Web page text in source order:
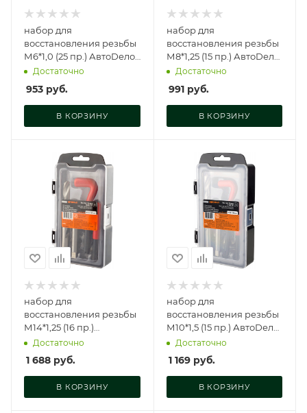
набор для
восстановления резьбы
М6*1,0 (25 пр.) АвтоDело,
40386
Достаточно
953 руб.
В КОРЗИНУ
набор для
восстановления резьбы
М8*1,25 (15 пр.) АвтоDело,
40388
Достаточно
991руб.
В КОРЗИНУ
набор для
восстановления резьбы
М14*1,25 (16 пр.)
АвтоDело, 40394
Достаточно
1 688 руб.
В КОРЗИНУ
набор для
восстановления резьбы
М10*1,5 (15 пр.) АвтоDело,
40558
Достаточно
1 169руб.
В КОРЗИНУ